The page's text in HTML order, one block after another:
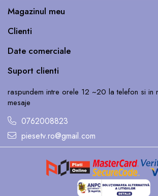
Magazinul meu
Clienti
Date comerciale
Suport clienti
raspundem intre orele 12 ~20 la telefon si in
mesaje
0762008823
piesetv.ro@gmail.com